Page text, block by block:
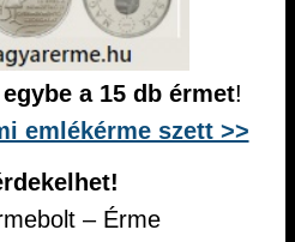
a 15 db érmet!
emlékérme szett >>
– Érme